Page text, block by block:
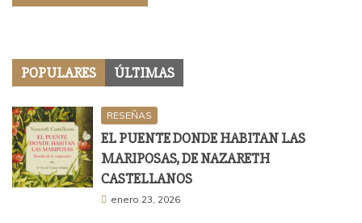
POPULARES ÚLTIMAS
RESEÑAS
EL PUENTE DONDE HABITAN LAS
MARIPOSAS, DE NAZARETH
CASTELLANOS
enero 23, 2026